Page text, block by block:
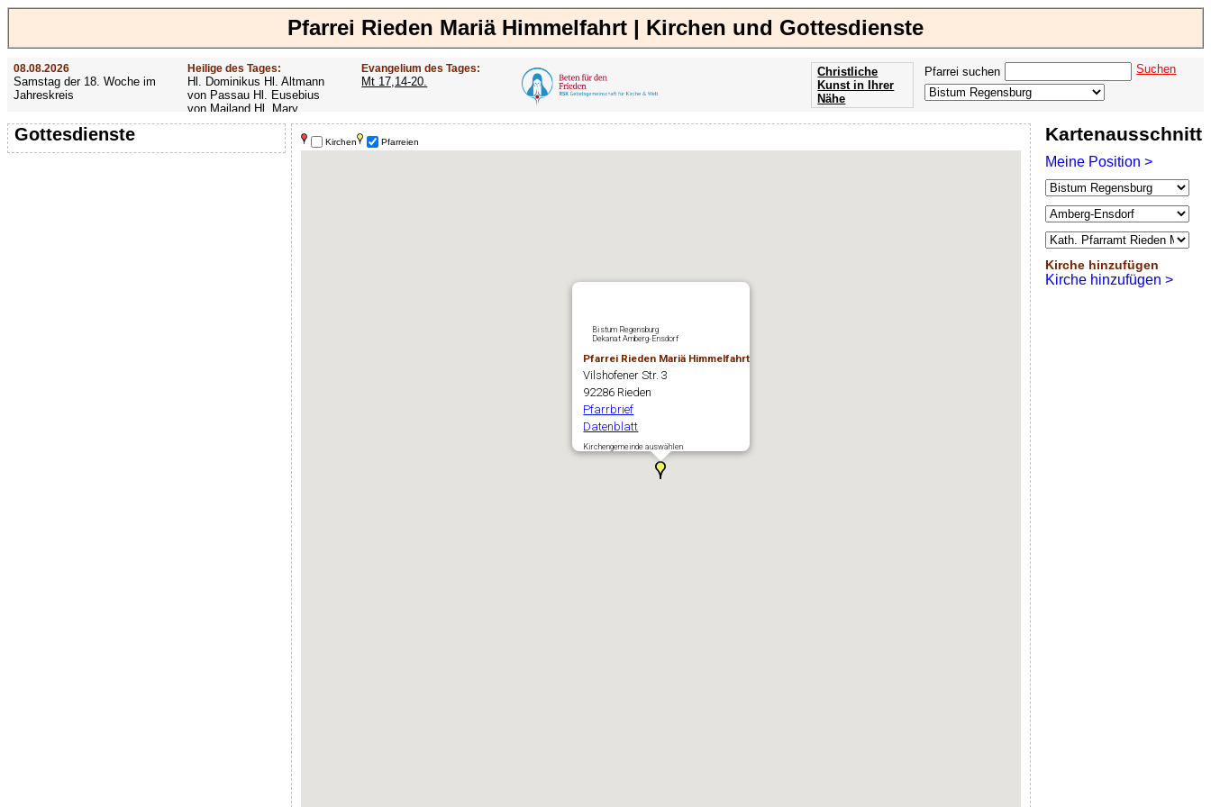
Pfarrei Rieden Mariä Himmelfahrt | Kirchen und Gottesdienste
08.08.2026
Samstag der 18. Woche im
Jahreskreis
Heilige des Tages:
Hl. Dominikus Hl. Altmann
von Passau Hl. Eusebius
von Mailand Hl. Mary
MacKillop Hl. Cyriakus Hl.
Hildiger Vierzehn heilige
Nothelfer Hl. Famian Hl.
Evangelium des Tages:
Mt 17,14-20.
Pfarrei suchen Suchen
Christliche
Kunst in Ihrer
Nähe
Offenbarung
der Apokalypse
des Johannes
Gottesdienste Kartenausschnitt
Meine Position >
Kirche hinzufügen
Kirche hinzufügen >
Kirchen Pfarreien
Bistum Regensburg
Dekanat Amberg-Ensdorf
Pfarrei Rieden Mariä Himmelfahrt
Vilshofener Str. 3
92286 Rieden
Pfarrbrief
Datenblatt
Kirchengemeinde auswählen